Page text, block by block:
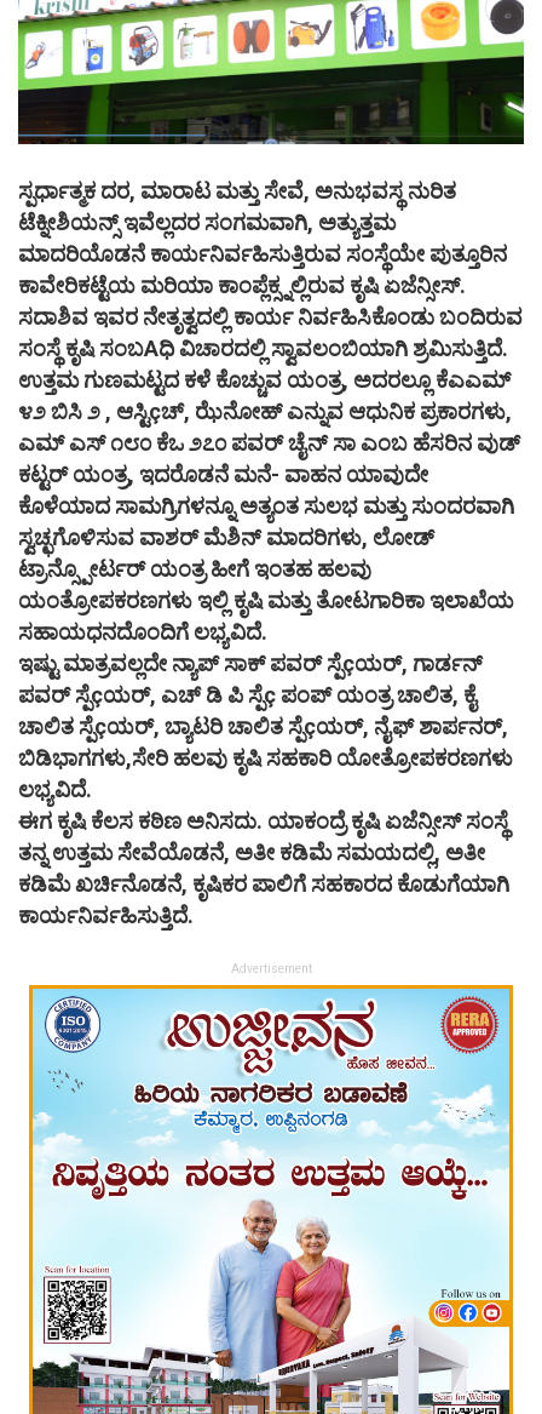
ಸ್ಪರ್ಧಾತ್ಮಕ ದರ, ಮಾರಾಟ ಮತ್ತು ಸೇವೆ, ಅನುಭವಸ್ಥ ನುರಿತ
ಟೆಕ್ನೀಶಿಯನ್ಸ್ ಇವೆಲ್ಲದರ ಸಂಗಮವಾಗಿ, ಅತ್ಯುತ್ತಮ
ಮಾದರಿಯೊಡನೆ ಕಾರ್ಯನಿರ್ವಹಿಸುತ್ತಿರುವ ಸಂಸ್ಥೆಯೇ ಪುತ್ತೂರಿನ
ಕಾವೇರಿಕಟ್ಟೆಯ ಮರಿಯಾ ಕಾಂಪ್ಲೆಕ್ಸ್ನಲ್ಲಿರುವ ಕೃಷಿ ಏಜೆನ್ಸೀಸ್.
ಸದಾಶಿವ ಇವರ ನೇತೃತ್ವದಲ್ಲಿ ಕಾರ್ಯ ನಿರ್ವಹಿಸಿಕೊಂಡು ಬಂದಿರುವ
ಸಂಸ್ಥೆ ಕೃಷಿ ಸಂಬAಧಿ ವಿಚಾರದಲ್ಲಿ ಸ್ವಾವಲಂಬಿಯಾಗಿ ಶ್ರಮಿಸುತ್ತಿದೆ.
ಉತ್ತಮ ಗುಣಮಟ್ಟದ ಕಳೆ ಕೊಚ್ಚುವ ಯಂತ್ರ, ಅದರಲ್ಲೂ ಕೆಎಎಮ್
೪೨ ಬಿಸಿ ೨ , ಆಸ್ಟಿçಚ್, ಝೆನೋಹ್ ಎನ್ನುವ ಆಧುನಿಕ ಪ್ರಕಾರಗಳು,
ಎಮ್ ಎಸ್ ೧೮೦ ಕೆಒ ೨೭೦ ಪವರ್ ಚೈನ್ ಸಾ ಎಂಬ ಹೆಸರಿನ ವುಡ್
ಕಟ್ಟರ್ ಯಂತ್ರ, ಇದರೊಡನೆ ಮನೆ- ವಾಹನ ಯಾವುದೇ
ಕೊಳೆಯಾದ ಸಾಮಗ್ರಿಗಳನ್ನೂ ಅತ್ಯಂತ ಸುಲಭ ಮತ್ತು ಸುಂದರವಾಗಿ
ಸ್ವಚ್ಛಗೊಳಿಸುವ ವಾಶರ್ ಮೆಶಿನ್ ಮಾದರಿಗಳು, ಲೋಡ್
ಟ್ರಾನ್ಸ್ಪೋರ್ಟರ್ ಯಂತ್ರ ಹೀಗೆ ಇಂತಹ ಹಲವು
ಯಂತ್ರೋಪಕರಣಗಳು ಇಲ್ಲಿ ಕೃಷಿ ಮತ್ತು ತೋಟಗಾರಿಕಾ ಇಲಾಖೆಯ
ಸಹಾಯಧನದೊಂದಿಗೆ ಲಭ್ಯವಿದೆ.
ಇಷ್ಟು ಮಾತ್ರವಲ್ಲದೇ ನ್ಯಾಪ್ ಸಾಕ್ ಪವರ್ ಸ್ಪೆçಯರ್, ಗಾರ್ಡನ್
ಪವರ್ ಸ್ಪೆçಯರ್, ಎಚ್ ಡಿ ಪಿ ಸ್ಪೆç ಪಂಪ್ ಯಂತ್ರ ಚಾಲಿತ, ಕೈ
ಚಾಲಿತ ಸ್ಪೆçಯರ್, ಬ್ಯಾಟರಿ ಚಾಲಿತ ಸ್ಪೆçಯರ್, ನೈಫ್ ಶಾರ್ಪನರ್,
ಬಿಡಿಭಾಗಗಳು,ಸೇರಿ ಹಲವು ಕೃಷಿ ಸಹಕಾರಿ ಯೋತ್ರೋಪಕರಣಗಳು
ಲಭ್ಯವಿದೆ.
ಈಗ ಕೃಷಿ ಕೆಲಸ ಕಠಿಣ ಅನಿಸದು. ಯಾಕಂದ್ರೆ ಕೃಷಿ ಏಜೆನ್ಸೀಸ್ ಸಂಸ್ಥೆ
ತನ್ನ ಉತ್ತಮ ಸೇವೆಯೊಡನೆ, ಅತೀ ಕಡಿಮೆ ಸಮಯದಲ್ಲಿ, ಅತೀ
ಕಡಿಮೆ ಖರ್ಚಿನೊಡನೆ, ಕೃಷಿಕರ ಪಾಲಿಗೆ ಸಹಕಾರದ ಕೊಡುಗೆಯಾಗಿ
ಕಾರ್ಯನಿರ್ವಹಿಸುತ್ತಿದೆ.
Advertisement